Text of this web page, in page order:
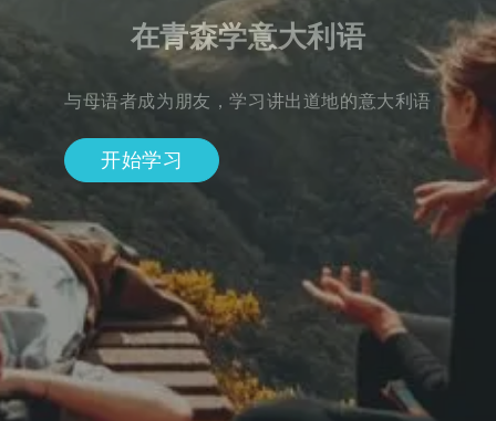
在青森学意大利语
与母语者成为朋友，学习讲出道地的意大利语
开始学习